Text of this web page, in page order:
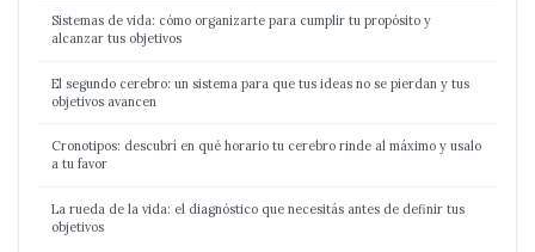
Sistemas de vida: cómo organizarte para cumplir tu propósito y
alcanzar tus objetivos
El segundo cerebro: un sistema para que tus ideas no se pierdan y tus
objetivos avancen
Cronotipos: descubrí en qué horario tu cerebro rinde al máximo y usalo
a tu favor
La rueda de la vida: el diagnóstico que necesitás antes de definir tus
objetivos